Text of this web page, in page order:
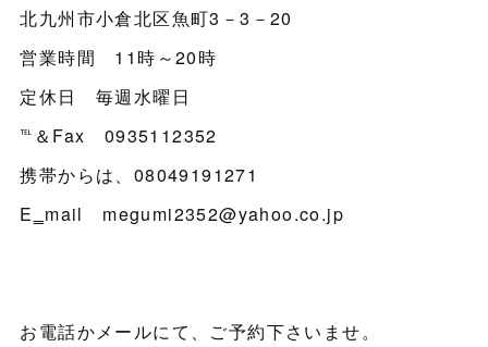
北九州市小倉北区魚町3－3－20
営業時間 11時～20時
定休日 毎週水曜日
℡＆Fax 0935112352
携帯からは、08049191271
E‗mail megumi2352@yahoo.co.jp
お電話かメールにて、ご予約下さいませ。